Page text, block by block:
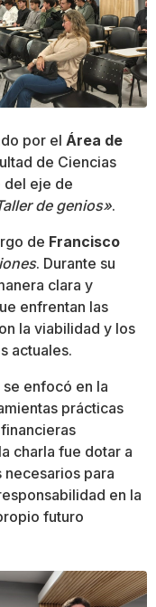
por el Área de
de Ciencias
del eje de
de genios».
de Francisco
. Durante su
clara y
enfrentan las
la viabilidad y los
actuales.
enfocó en la
prácticas
charla fue dotar a
para
en la
futuro